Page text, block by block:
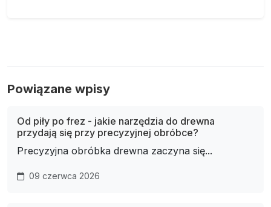
Powiązane wpisy
Od piły po frez - jakie narzędzia do drewna
przydają się przy precyzyjnej obróbce?
Precyzyjna obróbka drewna zaczyna się...
09 czerwca 2026